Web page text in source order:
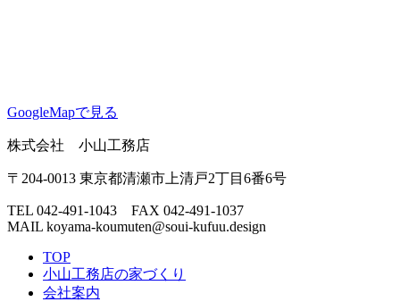
GoogleMapで見る
株式会社 小山工務店
〒204-0013 東京都清瀬市上清戸2丁目6番6号
TEL 042-491-1043 FAX 042-491-1037
MAIL koyama-koumuten@soui-kufuu.design
TOP
小山工務店の家づくり
会社案内